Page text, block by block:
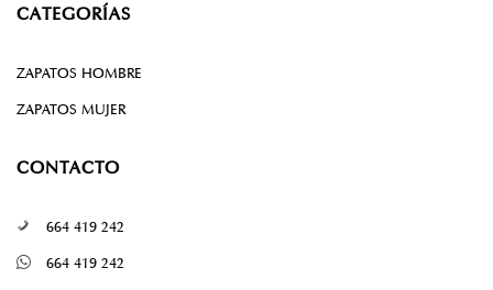
CATEGORÍAS
ZAPATOS HOMBRE
ZAPATOS MUJER
CONTACTO
664 419 242
664 419 242